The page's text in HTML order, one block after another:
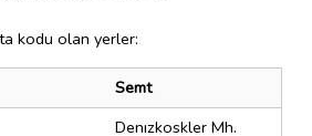
kodu olan yerler:
Semt
Denızkoskler Mh.